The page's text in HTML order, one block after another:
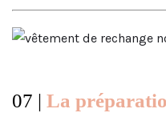
07 | La